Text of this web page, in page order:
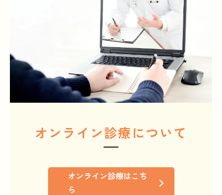
オンライン診療について
オンライン診療はこち
ら